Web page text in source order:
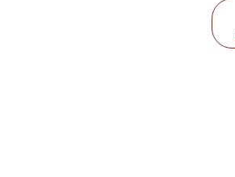
637
32